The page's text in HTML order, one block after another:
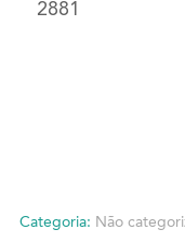
2881
Categoria: Não